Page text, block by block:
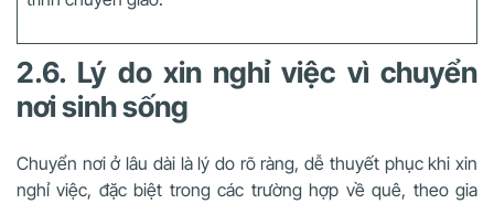
2.6. Lý do xin nghỉ việc vì chuyển
nơi sinh sống
Chuyển nơi ở lâu dài là lý do rõ ràng, dễ thuyết phục khi xin
nghỉ việc, đặc biệt trong các trường hợp về quê, theo gia